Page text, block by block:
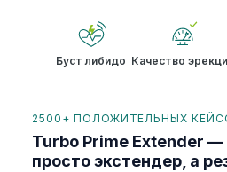
Буст либидо Качество
2500+ ПОЛОЖИТЕЛЬНЫХ
Turbo Prime Extender —
просто экстендер, а